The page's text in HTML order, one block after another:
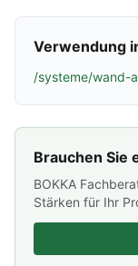
Verwendung
/systeme/wand-
Brauchen Sie
BOKKA
Stärken für Ihr